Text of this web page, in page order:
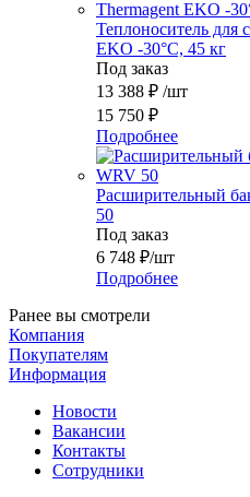
Теплоноситель для
EKO -30°C, 45 кг
Под заказ
13 388 ₽ /шт
15 750 ₽
Подробнее
Расширительный
50
Под заказ
6 748 ₽/шт
Подробнее
Ранее вы смотрели
Компания
Покупателям
Информация
Новости
Вакансии
Контакты
Сотрудники